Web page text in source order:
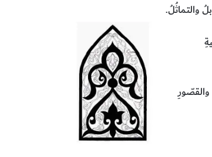
والتماثُلُ.